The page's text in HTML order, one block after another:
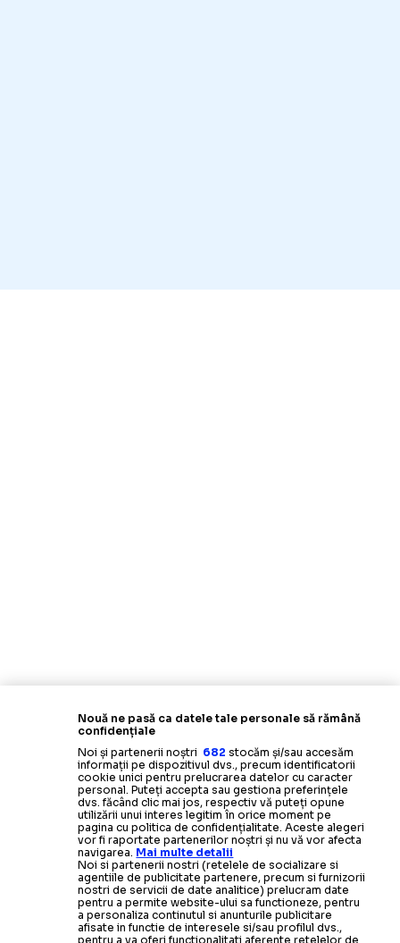
Nouă ne pasă ca datele tale personale să rămână
confidențiale
Noi și partenerii noștri 682 stocăm și/sau accesăm
informații pe dispozitivul dvs., precum identificatorii
cookie unici pentru prelucrarea datelor cu caracter
personal. Puteți accepta sau gestiona preferințele
dvs. făcând clic mai jos, respectiv vă puteți opune
utilizării unui interes legitim în orice moment pe
pagina cu politica de confidențialitate. Aceste alegeri
vor fi raportate partenerilor noștri și nu vă vor afecta
navigarea. Mai multe detalii
Noi si partenerii nostri (retelele de socializare si
agentiile de publicitate partenere, precum si furnizorii
nostri de servicii de date analitice) prelucram date
pentru a permite website-ului sa functioneze, pentru
a personaliza continutul si anunturile publicitare
afisate in functie de interesele si/sau profilul dvs.,
pentru a va oferi functionalitati aferente retelelor de